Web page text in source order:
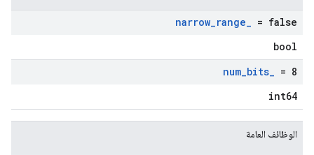
narrow_range_ = false
bool
num_bits_ = 8
int64
الوظائف العامة